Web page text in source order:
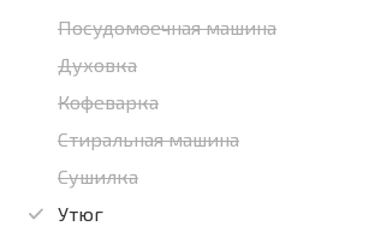
Посудомоечная машина
Духовка
Кофеварка
Стиральная машина
Сушилка
Утюг